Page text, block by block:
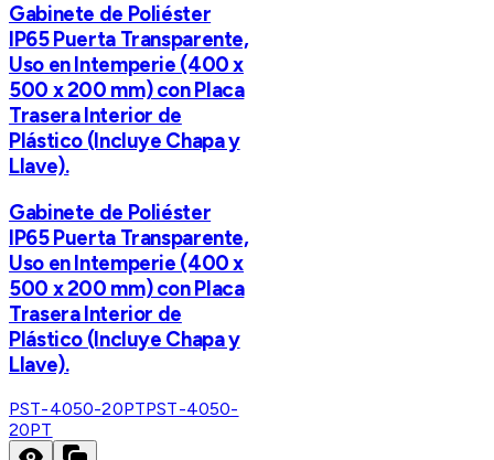
Gabinete de Poliéster
IP65 Puerta Transparente,
Uso en Intemperie (400 x
500 x 200 mm) con Placa
Trasera Interior de
Plástico (Incluye Chapa y
Llave).
Gabinete de Poliéster
IP65 Puerta Transparente,
Uso en Intemperie (400 x
500 x 200 mm) con Placa
Trasera Interior de
Plástico (Incluye Chapa y
Llave).
PST-4050-20PTPST-4050-
20PT